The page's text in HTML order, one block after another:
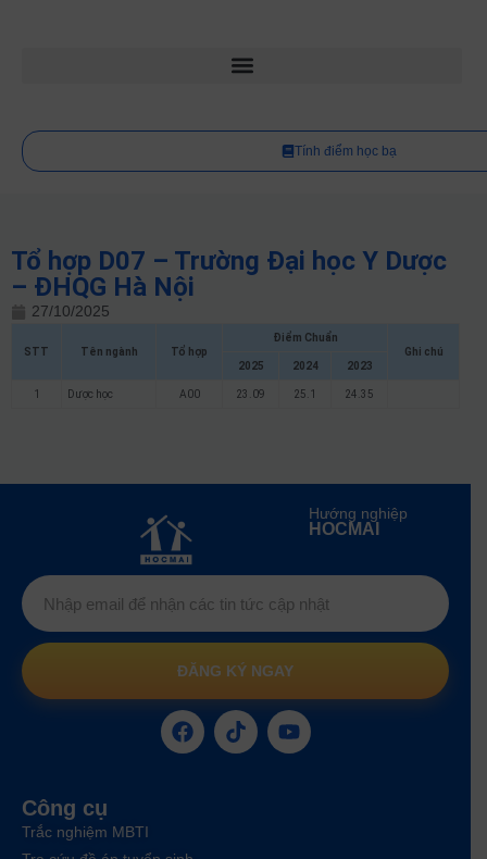
Tính điểm học bạ
Tổ hợp D07 – Trường Đại học Y Dược
– ĐHQG Hà Nội
27/10/2025
STT Tên ngành Tổ hợp
Điểm Chuẩn
Ghi chú
2025
2024 2023
1 Dược học A00 23.09 25.1 24.35
Hướng nghiệp
HOCMAI
ĐĂNG KÝ NGAY
Công cụ
Trắc nghiệm MBTI